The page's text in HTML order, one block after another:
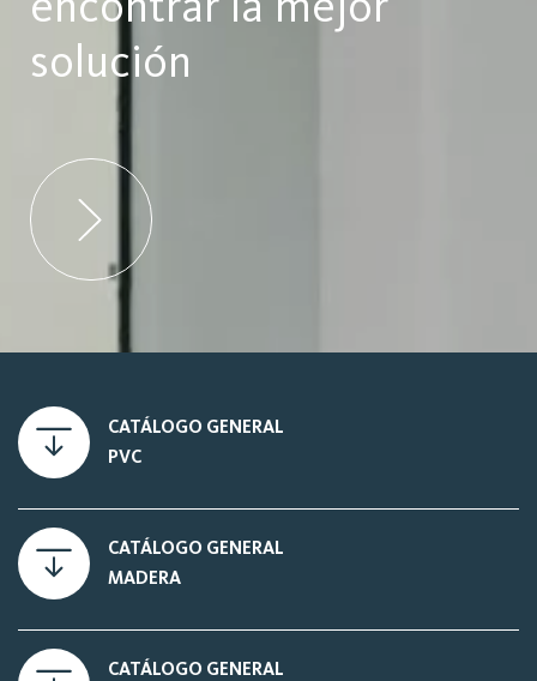
solución
CATÁLOGO GENERAL
PVC
CATÁLOGO GENERAL
MADERA
CATÁLOGO GENERAL